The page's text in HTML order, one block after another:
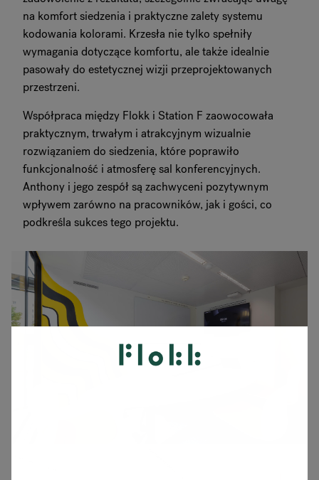
na komfort siedzenia i praktyczne zalety systemu
kodowania kolorami. Krzesła nie tylko spełniły
wymagania dotyczące komfortu, ale także idealnie
pasowały do estetycznej wizji przeprojektowanych
przestrzeni.
Współpraca między Flokk i Station F zaowocowała
praktycznym, trwałym i atrakcyjnym wizualnie
rozwiązaniem do siedzenia, które poprawiło
funkcjonalność i atmosferę sal konferencyjnych.
Anthony i jego zespół są zachwyceni pozytywnym
wpływem zarówno na pracowników, jak i gości, co
podkreśla sukces tego projektu.